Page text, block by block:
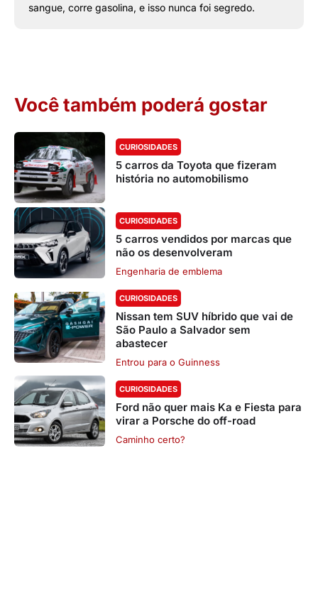
sangue, corre gasolina, e isso nunca foi segredo.
Você também poderá gostar
CURIOSIDADES
5 carros da Toyota que fizeram
história no automobilismo
CURIOSIDADES
5 carros vendidos por marcas que
não os desenvolveram
Engenharia de emblema
CURIOSIDADES
Nissan tem SUV híbrido que vai de
São Paulo a Salvador sem
abastecer
Entrou para o Guinness
CURIOSIDADES
Ford não quer mais Ka e Fiesta para
virar a Porsche do off-road
Caminho certo?